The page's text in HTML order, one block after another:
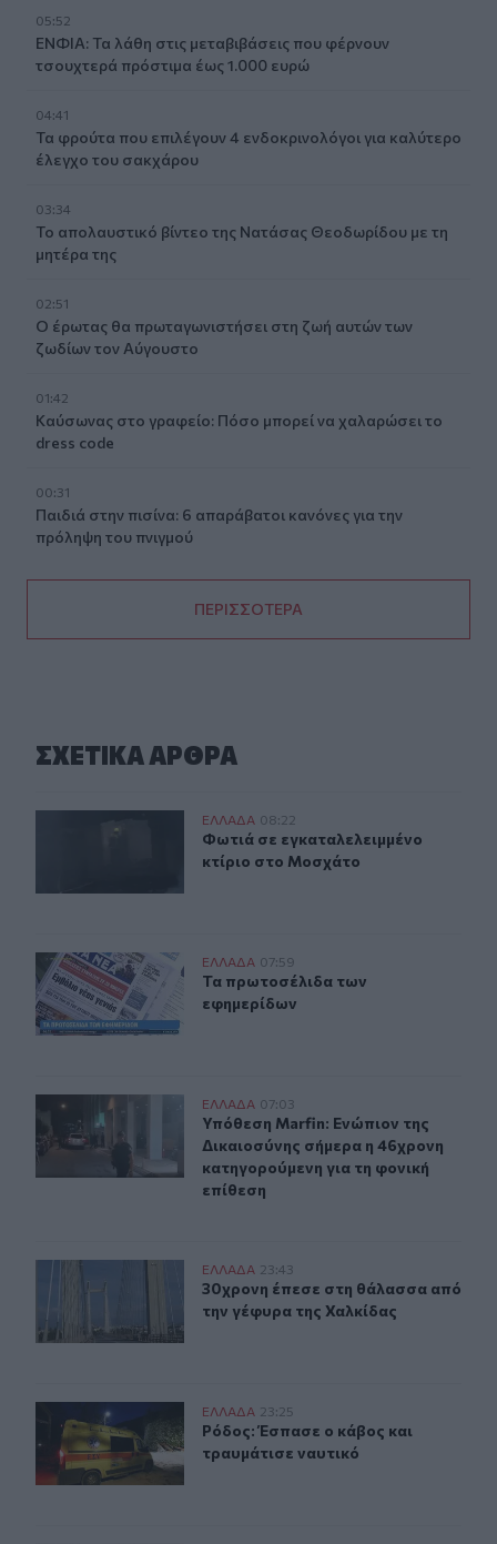
05:52
ΕΝΦΙΑ: Τα λάθη στις μεταβιβάσεις που φέρνουν
τσουχτερά πρόστιμα έως 1.000 ευρώ
04:41
Τα φρούτα που επιλέγουν 4 ενδοκρινολόγοι για καλύτερο
έλεγχο του σακχάρου
03:34
Το απολαυστικό βίντεο της Νατάσας Θεοδωρίδου με τη
μητέρα της
02:51
Ο έρωτας θα πρωταγωνιστήσει στη ζωή αυτών των
ζωδίων τον Αύγουστο
01:42
Καύσωνας στο γραφείο: Πόσο μπορεί να χαλαρώσει το
dress code
00:31
Παιδιά στην πισίνα: 6 απαράβατοι κανόνες για την
πρόληψη του πνιγμού
ΠΕΡΙΣΣΟΤΕΡΑ
ΣΧΕΤΙΚA AΡΘΡΑ
Φωτιά σε εγκαταλελειμμένο κτίριο στο Μοσχάτο
ΕΛΛAΔΑ 08:22
Φωτιά σε εγκαταλελειμμένο
Φωτιά σε εγκαταλελειμμένο
κτίριο στο Μοσχάτο
Τα πρωτοσέλιδα των εφημερίδων
ΕΛΛAΔΑ 07:59
Τα πρωτοσέλιδα των εφημερίδων
Τα πρωτοσέλιδα των
εφημερίδων
Υπόθεση Marfin: Ενώπιον της Δικαιοσύνης σήμερα η
ΕΛΛAΔΑ 07:03
Υπόθεση Marfin: Ενώπιον της
Υπόθεση Marfin: Ενώπιον της
Δικαιοσύνης σήμερα η 46χρονη
κατηγορούμενη για τη φονική
επίθεση
30χρονη έπεσε στη θάλασσα από την γέφυρα της
ΕΛΛAΔΑ 23:43
30χρονη έπεσε στη θάλασσα από
30χρονη έπεσε στη θάλασσα από
την γέφυρα της Χαλκίδας
Ρόδος: Έσπασε ο κάβος και τραυμάτισε ναυτικό
ΕΛΛAΔΑ 23:25
Ρόδος: Έσπασε ο κάβος και
Ρόδος: Έσπασε ο κάβος και
τραυμάτισε ναυτικό